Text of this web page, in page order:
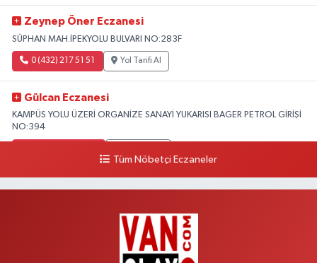
Zeynep Öner Eczanesi
SÜPHAN MAH.İPEKYOLU BULVARI NO:283F
0 (432) 217 51 51 Yol Tarifi Al
Gülcan Eczanesi
KAMPÜS YOLU ÜZERİ ORGANİZE SANAYİ YUKARISI BAGER PETROL GİRİŞİ
NO:394
HEKİM HASTANESİ ACİL KARŞISI
Yol Tarifi Al
Tüm Nöbetçi Eczaneler